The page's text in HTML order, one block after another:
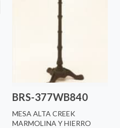
BRS-377WB840
MESA ALTA CREEK
MARMOLINA Y HIERRO